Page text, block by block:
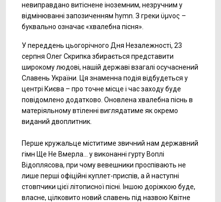
невиправдано витіснене іноземним, незручним у
відмінюванні запозиченням hymn. З греки ϋμνος –
буквально означає «хвалебна пісня».
У переддень цьогорічного Дня Незалежності, 23
серпня Олег Скрипка збирається представити
широкому людові, нашій державі взагалі осучаснений
Славень України. Ця знаменна подія відбудеться у
центрі Києва – про точне місце і час заходу буде
повідомлено додатково. Оновлена хвалебна піснь в
матеріяльному втіленні виглядатиме як окремо
виданий двоплитник.
Перше кружальце міститиме звичний нам державний
гімн Ще Не Вмерла… у виконанні гурту Воплі
Відоплясова, при чому вевешники проспівають не
лише перші офіційні куплет-приспів, а й наступні
стовпчики цієї літописної пісні. Іншою доріжкою буде,
власне, цілковито новий славень під назвою Квітне